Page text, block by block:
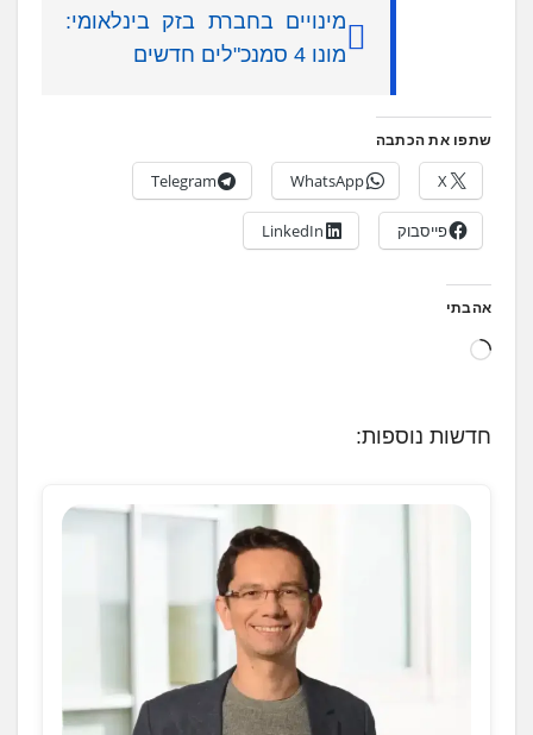
מינויים בחברת בזק בינלאומי:
מונו 4 סמנכ"לים חדשים
שתפו את הכתבה
X
WhatsApp
Telegram
פייסבוק LinkedIn
אהבתי
ט
.
חדשות נוספות: